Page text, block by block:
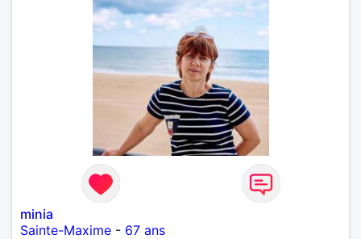
minia
Sainte-Maxime - 67 ans